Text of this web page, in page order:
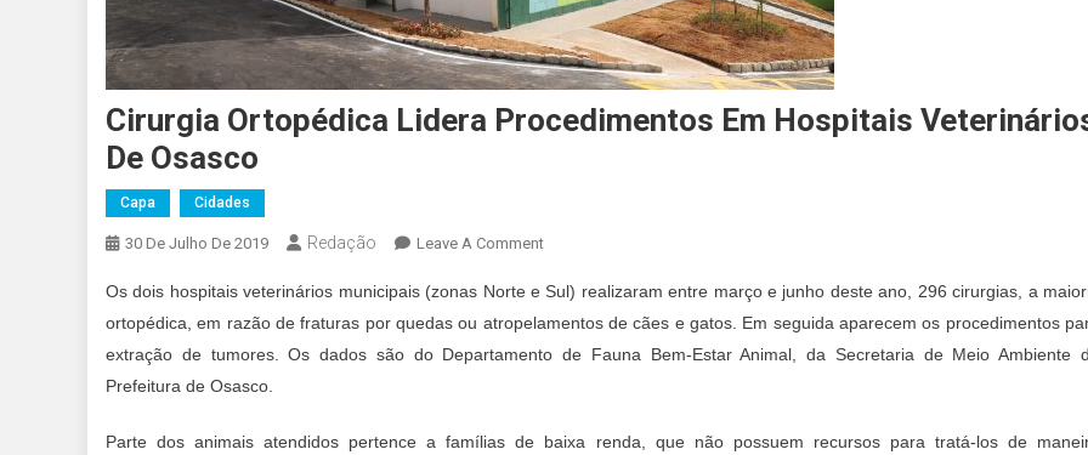
Cirurgia Ortopédica Lidera Procedimentos Em Hospitais
De Osasco
Capa Cidades
30 De Julho De 2019 Redação Leave A CommentOn
Ortopédica
Lidera
Procedimentos
Veterinários
Os dois hospitais veterinários municipais (zonas Norte e Sul) realizaram entre março e junho deste ano, 296 cirurgias, a
ortopédica, em razão de fraturas por quedas ou atropelamentos de cães e gatos. Em seguida aparecem os procedimentos
extração de tumores. Os dados são do Departamento de Fauna Bem-Estar Animal, da Secretaria de Meio Ambiente
Prefeitura de Osasco.
Parte dos animais atendidos pertence a famílias de baixa renda, que não possuem recursos para tratá-los de